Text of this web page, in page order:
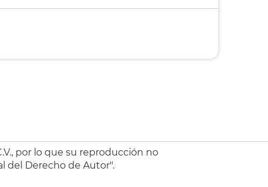
por lo que su reproducción no
del Derecho de Autor".